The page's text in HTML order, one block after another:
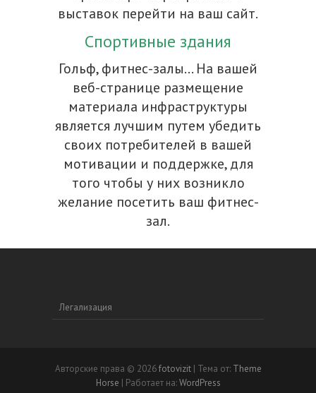
выставок перейти на ваш сайт.
Спортивные здания
Гольф, фитнес-залы… На вашей
веб-странице размещение
материала инфраструктуры
является лучшим путем убедить
своих потребителей в вашей
мотивации и поддержке, для
того чтобы у них возникло
желание посетить ваш фитнес-
зал.
Легализация
Авторские права © 2026fotovizit| Тема от: Theme
Horse | Работает на:WordPress